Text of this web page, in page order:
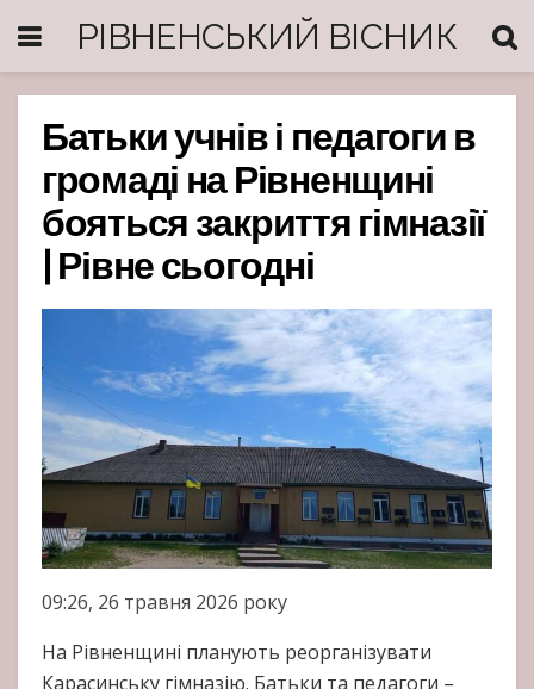
РІВНЕНСЬКИЙ ВІСНИК
Батьки учнів і педагоги в
громаді на Рівненщині
бояться закриття гімназії
| Рівне сьогодні
09:26, 26 травня 2026 року
На Рівненщині планують реорганізувати
Карасинську гімназію. Батьки та педагоги –